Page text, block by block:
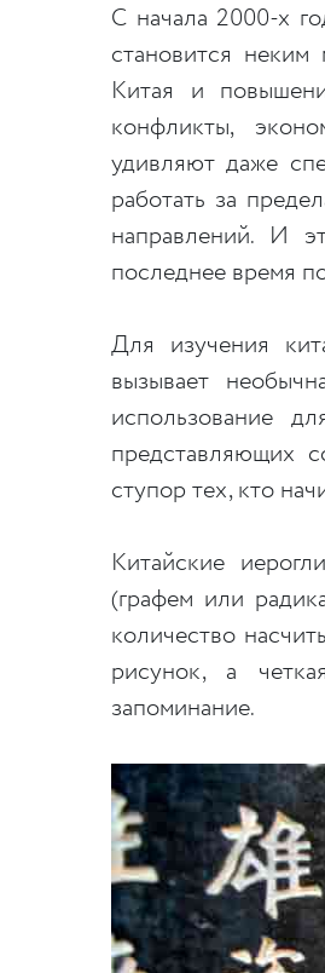
С начала 2000-х
становится
Китая и
конфликты,
удивляют даже
работать за
направлений. И
последнее время
Для изучения
вызывает
использование
представляющих
ступор тех, кто
Китайские
(графем или
количество
рисунок, а
запоминание.